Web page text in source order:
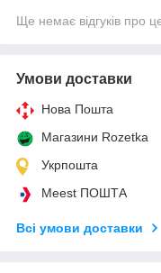
Ще немає відгуків про
Умови доставки
Нова Пошта
Магазини Rozetka
Укрпошта
Meest ПОШТА
Всі умови доставки